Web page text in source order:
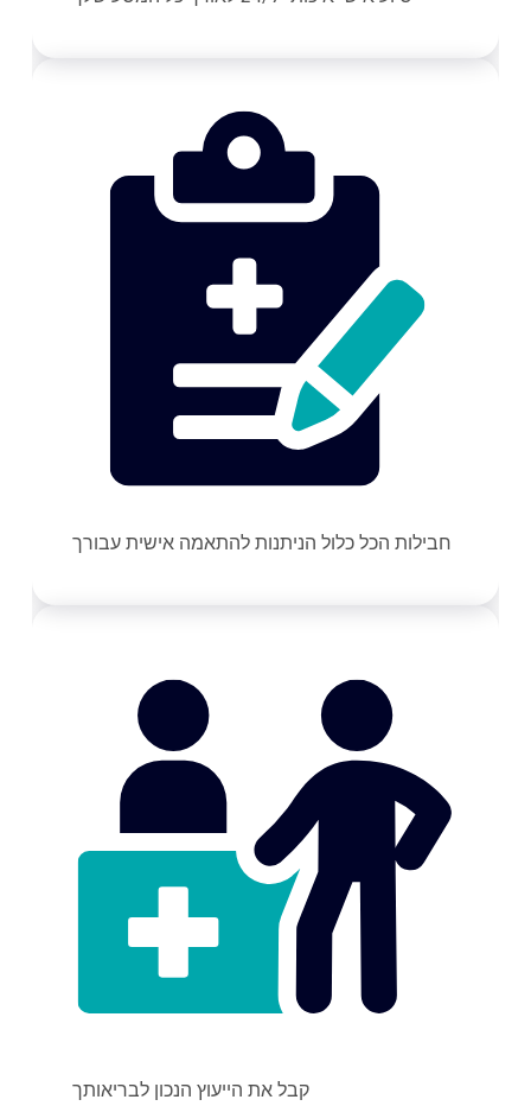
חבילות הכל כלול הניתנות להתאמה אישית עבורך
קבל את הייעוץ הנכון לבריאותך